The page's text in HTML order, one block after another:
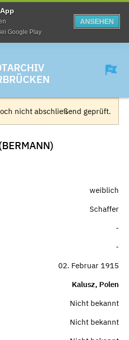
Google Play
ANSEHEN
nicht abschließend geprüft.
weiblich
Schaffer
-
-
02. Februar 1915
Kalusz, Polen
Nicht bekannt
Nicht bekannt